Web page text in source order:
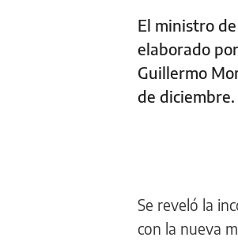
El ministro
elaborado
Guillermo
de
Se reveló la
con la nueva